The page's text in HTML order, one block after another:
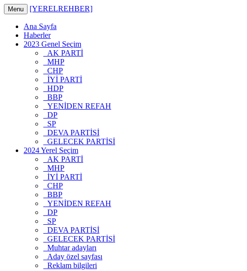
Menu [YERELREHBER]
Ana Sayfa
Haberler
2023 Genel Seçim
AK PARTİ
MHP
CHP
İYİ PARTİ
HDP
BBP
YENİDEN REFAH
DP
SP
DEVA PARTİSİ
GELECEK PARTİSİ
2024 Yerel Seçim
AK PARTİ
MHP
İYİ PARTİ
CHP
BBP
YENİDEN REFAH
DP
SP
DEVA PARTİSİ
GELECEK PARTİSİ
Muhtar adayları
Aday özel sayfası
Reklam bilgileri